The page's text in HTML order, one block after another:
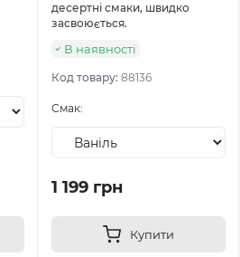
десертні смаки, швидко
засвоюється.
В наявності
Код товару: 88136
Смак:
1 199 грн
Купити